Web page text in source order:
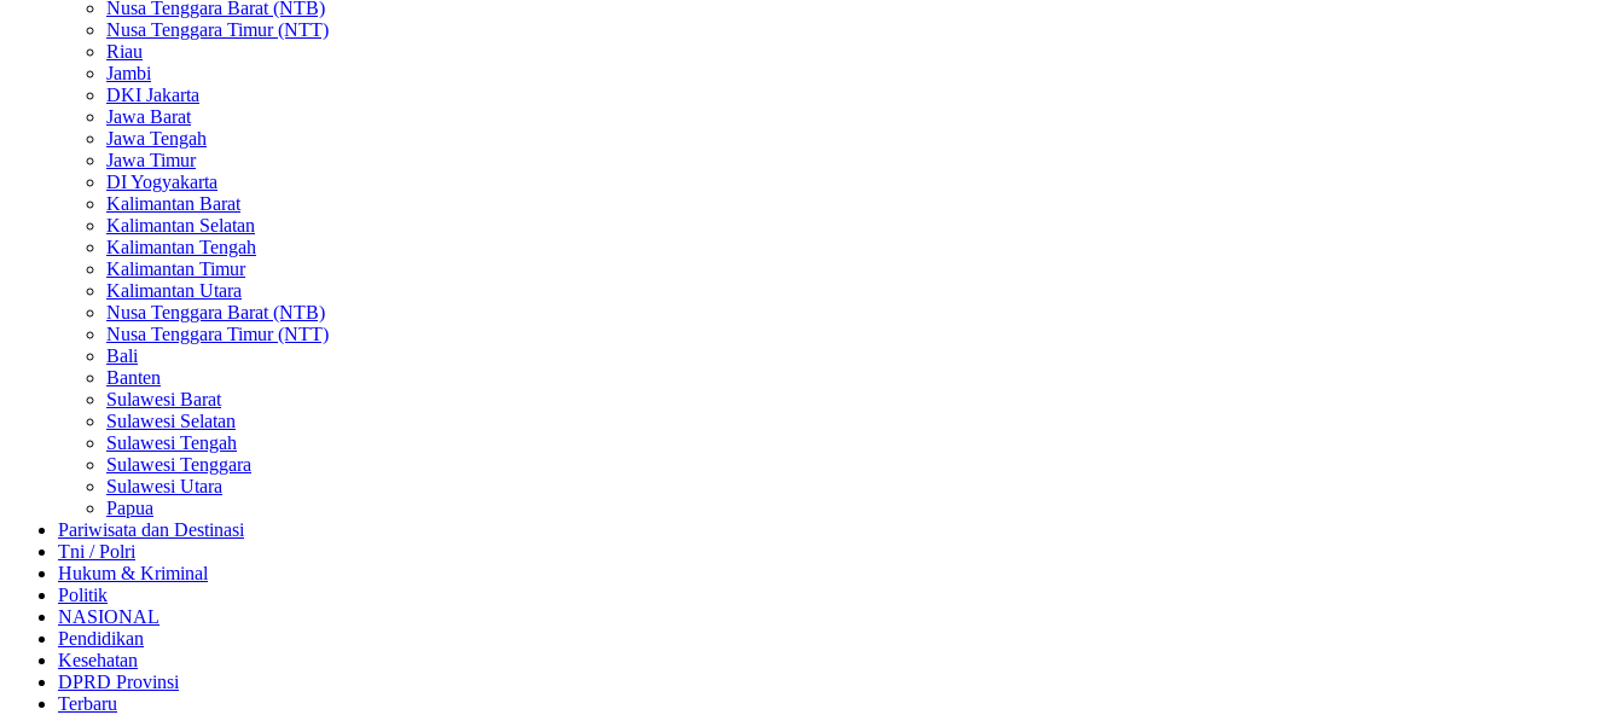
Nusa Tenggara Barat (NTB)
Nusa Tenggara Timur (NTT)
Riau
Jambi
DKI Jakarta
Jawa Barat
Jawa Tengah
Jawa Timur
DI Yogyakarta
Kalimantan Barat
Kalimantan Selatan
Kalimantan Tengah
Kalimantan Timur
Kalimantan Utara
Nusa Tenggara Barat (NTB)
Nusa Tenggara Timur (NTT)
Bali
Banten
Sulawesi Barat
Sulawesi Selatan
Sulawesi Tengah
Sulawesi Tenggara
Sulawesi Utara
Papua
Pariwisata dan Destinasi
Tni / Polri
Hukum & Kriminal
Politik
NASIONAL
Pendidikan
Kesehatan
DPRD Provinsi
Terbaru